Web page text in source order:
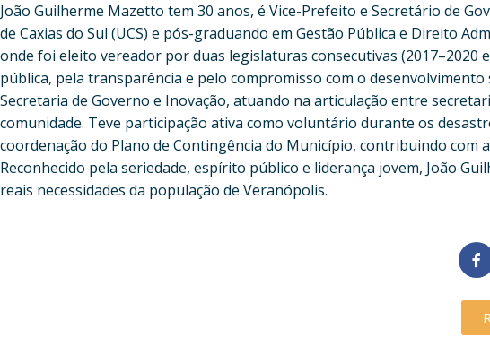
João Guilherme Mazetto tem 30 anos, é Vice-Prefeito e Secretário de
de Caxias do Sul (UCS) e pós-graduando em Gestão Pública e Direito
onde foi eleito vereador por duas legislaturas consecutivas (2017–2020
pública, pela transparência e pelo compromisso com o
Secretaria de Governo e Inovação, atuando na articulação entre
comunidade. Teve participação ativa como voluntário durante os
coordenação do Plano de Contingência do Município, contribuindo com
Reconhecido pela seriedade, espírito público e liderança jovem, João
reais necessidades da população de Veranópolis.